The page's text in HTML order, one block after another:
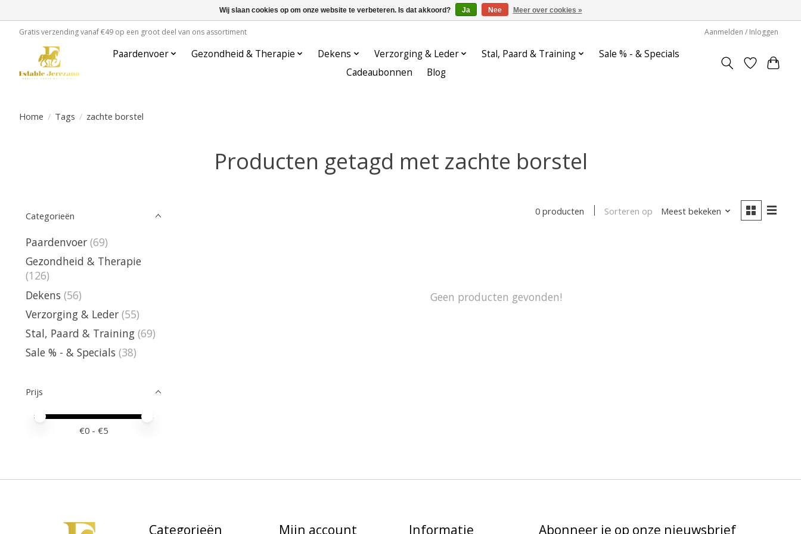
Gratis verzending vanaf €49 op een groot deel van ons assortiment Aanmelden / Inloggen
Paardenvoer Gezondheid & Therapie Dekens Verzorging & Leder Stal, Paard & Training
Sale % - & Specials
Cadeaubonnen
Blog
Home / Tags / zachte borstel
Producten getagd met zachte borstel
Categorieën
Paardenvoer (69)
Gezondheid & Therapie
(126)
Dekens (56)
Verzorging & Leder (55)
Stal, Paard & Training (69)
Sale % - & Specials (38)
Prijs
Minimale prijswaarde
Price maximum value
€0 - €5
0 producten Sorteren op Meest bekeken
Geen producten gevonden!
Categorieën Mijn account Informatie Abonneer je op onze nieuwsbrief
Wij slaan cookies op om onze website te verbeteren. Is dat akkoord? Ja Nee Meer over cookies »